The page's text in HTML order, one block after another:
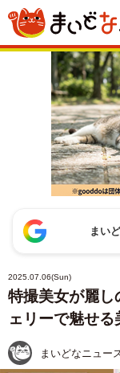
まい
2025.07.06(Sun)
特撮美女が麗
ェリーで魅せる
まいどなニュー